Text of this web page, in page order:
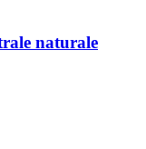
naturale